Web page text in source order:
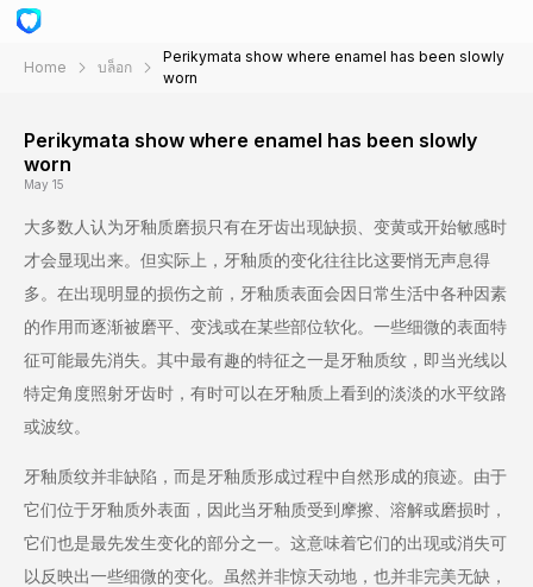
Home บล็อก
Perikymata show where enamel has been slowly
worn
Perikymata show where enamel has been slowly
worn
May 15
大多数人认为牙釉质磨损只有在牙齿出现缺损、变黄或开始敏感时
才会显现出来。但实际上，牙釉质的变化往往比这要悄无声息得
多。在出现明显的损伤之前，牙釉质表面会因日常生活中各种因素
的作用而逐渐被磨平、变浅或在某些部位软化。一些细微的表面特
征可能最先消失。其中最有趣的特征之一是牙釉质纹，即当光线以
特定角度照射牙齿时，有时可以在牙釉质上看到的淡淡的水平纹路
或波纹。
牙釉质纹并非缺陷，而是牙釉质形成过程中自然形成的痕迹。由于
它们位于牙釉质外表面，因此当牙釉质受到摩擦、溶解或磨损时，
它们也是最先发生变化的部分之一。这意味着它们的出现或消失可
以反映出一些细微的变化。虽然并非惊天动地，也并非完美无缺，